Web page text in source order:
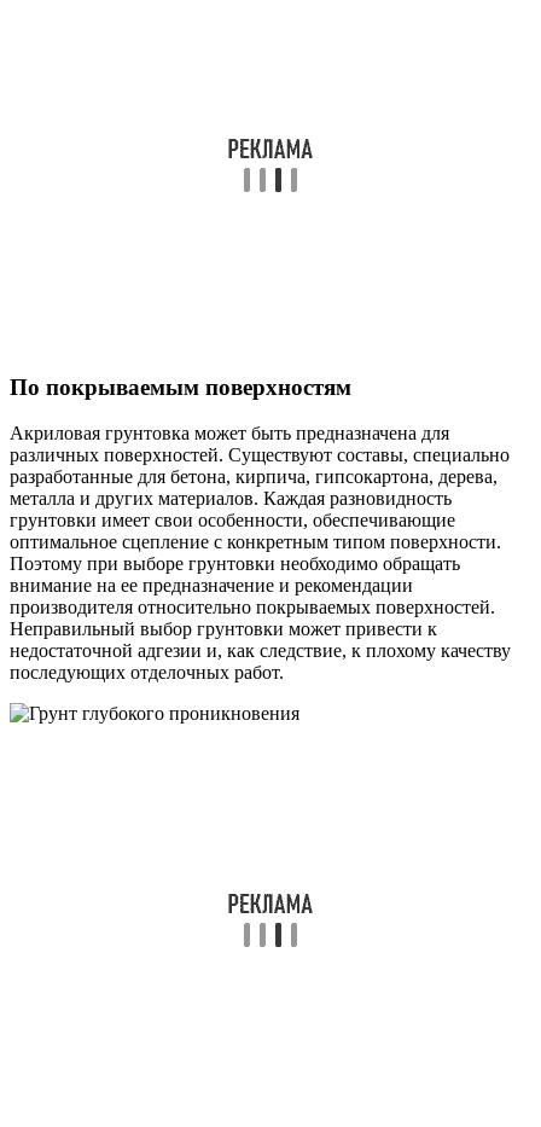
По покрываемым поверхностям
Акриловая грунтовка может быть предназначена для
различных поверхностей. Существуют составы, специально
разработанные для бетона, кирпича, гипсокартона, дерева,
металла и других материалов. Каждая разновидность
грунтовки имеет свои особенности, обеспечивающие
оптимальное сцепление с конкретным типом поверхности.
Поэтому при выборе грунтовки необходимо обращать
внимание на ее предназначение и рекомендации
производителя относительно покрываемых поверхностей.
Неправильный выбор грунтовки может привести к
недостаточной адгезии и, как следствие, к плохому качеству
последующих отделочных работ.